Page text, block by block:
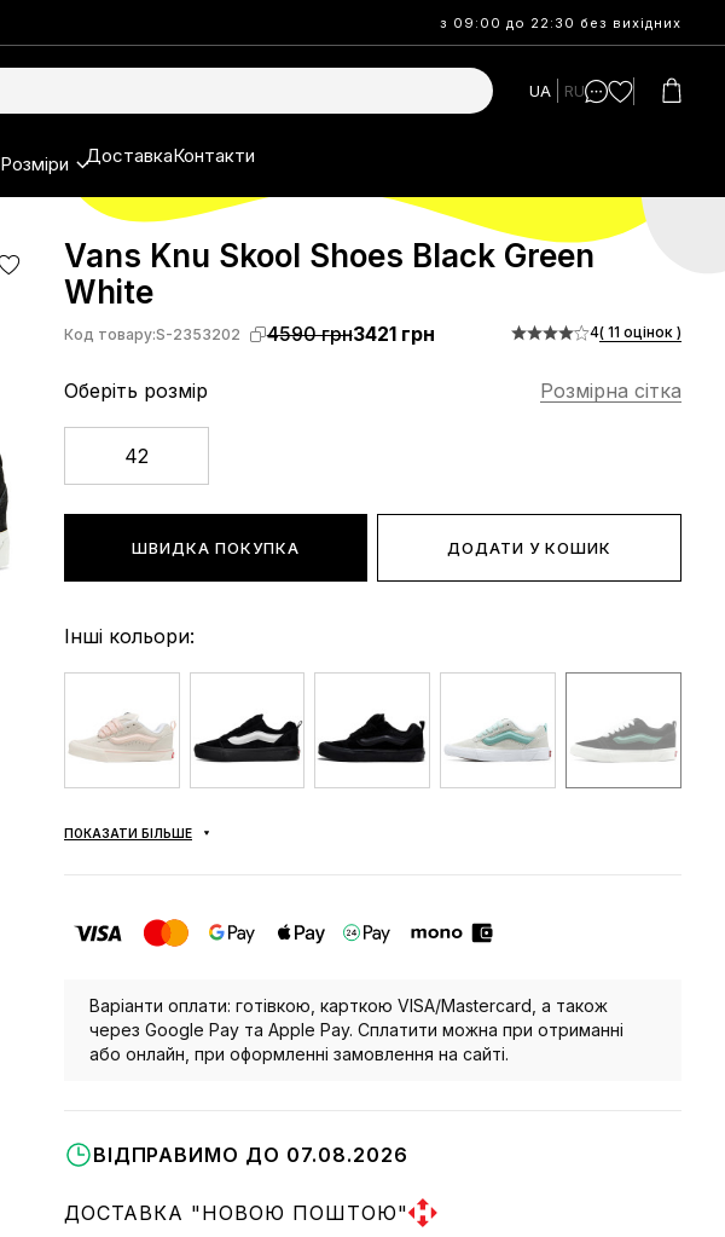
з 09:00 до 22:30 без вихідних
UA RU
Розміри ДоставкаКонтакти
Vans Knu Skool Shoes Black Green
White
Код товару:S-2353202 4590 грн3421 грн 4( 11 оцінок )
Оберіть розмір Розмірна сітка
42
ШВИДКА ПОКУПКА ДОДАТИ У КОШИК
Інші кольори:
ПОКАЗАТИ БІЛЬШЕ
Варіанти оплати: готівкою, карткою VISA/Mastercard, а також
через Google Pay та Apple Pay. Сплатити можна при отриманні
або онлайн, при оформленні замовлення на сайті.
ВІДПРАВИМО ДО 07.08.2026
ДОСТАВКА "НОВОЮ ПОШТОЮ"